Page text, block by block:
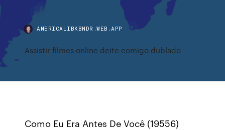
AMERICALIBKBNDR.WEB.APP
Assistir filmes online deite comigo dublado
Como Eu Era Antes De Você (19556)